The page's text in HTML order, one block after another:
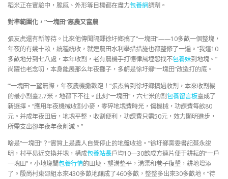
稻米正在實驗中，脆感、外形等目標都在盡力包養網調劑。
對準範圍化，“一塊田”惠農又富農
張友虎還有新等待。比來他傳聞隔鄰徐圩鄉搞了“一塊田”——10多畝一個整塊，
年夜的有幾十畝，統種統收，就連農田水利舉措措施也都整修了一遍。“我這10
多畝地分到七八處，本年收割，老有農機手打德律風埋怨找不包養妹到地塊。”
尚躍也老念叨，本身能展那么年夜攤子，多虧是徐圩鄉“一塊田”改造打的底。
“‘一塊田’一望無際，年夜農機撒歡跑！”張杰曾到徐圩鄉搞過收割，本來收割機
的最小割臺2.7米，地都下不往。此刻“一塊田”，六七米的割包養留言板臺成了
新選擇。“應用年夜機械收割小麥，零碎地塊費時光，傷機械，功課費每畝80
元。并成年夜田后，地塊平整，收割便利，功課費只需50元，效力顯明進步，
所需支出卻年夜年夜削減。”
啥是“一塊田”？“實質上是農人自覺停止的地盤收拾。”徐圩鄉黨委書記蔡永說
明，村平易近交換并塊，構成包養站長戶均10—30畝成方連片便于耕耘的“一戶
一塊田”。小地塊間包養行情的田埂、壟溝整平，溝渠和巷子復墾，耕地增添
了。殷尚村東邵組本來430多畝地釀成了460多畝，整整多出來30多畝地。“待